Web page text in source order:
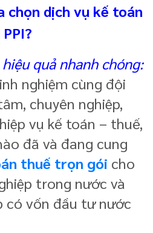
chọn dịch vụ kế toán
quả nhanh chóng:
nghiệm cùng đội
chuyên nghiệp,
vụ kế toán – thuế,
đã và đang cung
thuế trọn gói cho
trong nước và
có vốn đầu tư nước